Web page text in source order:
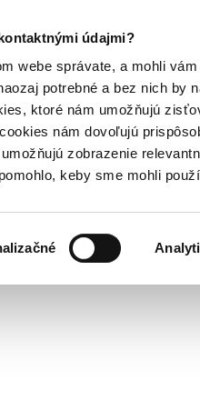
údajmi?
webe správate, a mohli
potrebné a bez nich by
ktoré nám umožňujú
nám dovoľujú
zobrazenie
keby sme mohli